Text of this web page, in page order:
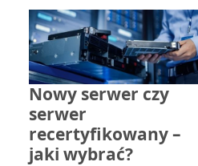
Nowy serwer czy
serwer
recertyfikowany –
jaki wybrać?